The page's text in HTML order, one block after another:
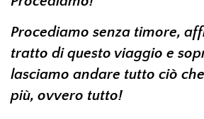
Procediamo senza timore,
tratto di questo viaggio e
lasciamo andare tutto ciò
più, ovvero tutto!